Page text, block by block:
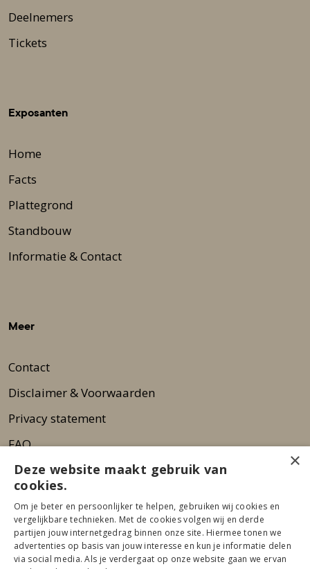
Deelnemers
Tickets
Exposanten
Home
Facts
Plattegrond
Standbouw
Informatie & Contact
Meer
Contact
Disclaimer & Voorwaarden
Privacy statement
FAQ
Wie zijn wij?
Nieuwsbrief
Pers
×
Deze website maakt gebruik van
cookies.
Om je beter en persoonlijker te helpen, gebruiken wij cookies en
vergelijkbare technieken. Met de cookies volgen wij en derde
partijen jouw internetgedrag binnen onze site. Hiermee tonen we
advertenties op basis van jouw interesse en kun je informatie delen
via social media. Als je verdergaat op onze website gaan we ervan